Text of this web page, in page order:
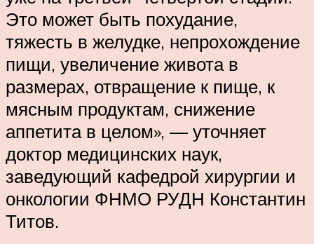
Это может быть похудание,
тяжесть в желудке, непрохождение
пищи, увеличение живота в
размерах, отвращение к пище, к
мясным продуктам, снижение
аппетита в целом», — уточняет
доктор медицинских наук,
заведующий кафедрой хирургии и
онкологии ФНМО РУДН Константин
Титов.